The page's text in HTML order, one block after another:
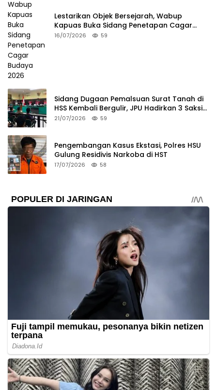
Lestarikan Objek Bersejarah, Wabup
Kapuas Buka Sidang Penetapan Cagar
Budaya 2026
16/07/2026 59
Sidang Dugaan Pemalsuan Surat Tanah di
HSS Kembali Bergulir, JPU Hadirkan 3 Saksi
Pelapor
21/07/2026 59
Pengembangan Kasus Ekstasi, Polres HSU
Gulung Residivis Narkoba di HST
17/07/2026 58